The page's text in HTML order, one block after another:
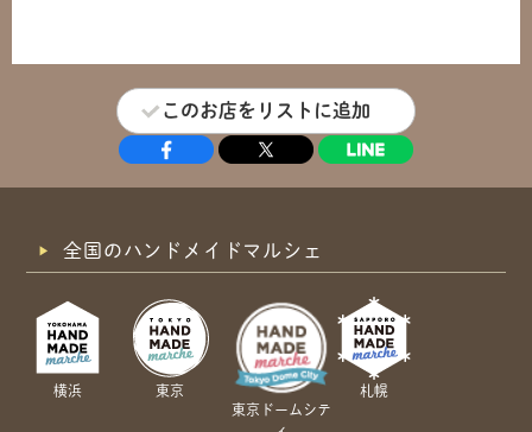
このお店をリストに追加
全国のハンドメイドマルシェ
横浜
東京
東京ドームシテ
札幌